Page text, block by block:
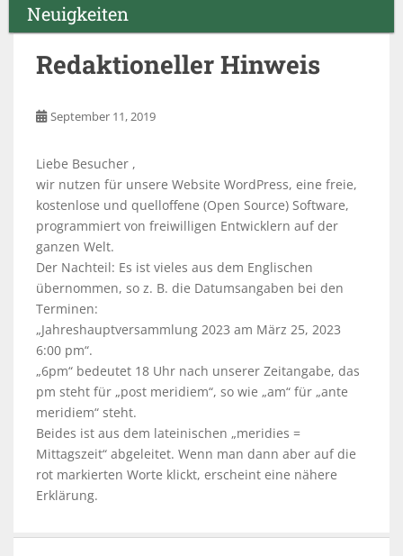
Neuigkeiten
Redaktioneller Hinweis
September 11, 2019
Liebe Besucher ,
wir nutzen für unsere Website WordPress, eine freie,
kostenlose und quelloffene (Open Source) Software,
programmiert von freiwilligen Entwicklern auf der
ganzen Welt.
Der Nachteil: Es ist vieles aus dem Englischen
übernommen, so z. B. die Datumsangaben bei den
Terminen:
„Jahreshauptversammlung 2023 am März 25, 2023
6:00 pm“.
„6pm“ bedeutet 18 Uhr nach unserer Zeitangabe, das
pm steht für „post meridiem“, so wie „am“ für „ante
meridiem“ steht.
Beides ist aus dem lateinischen „meridies =
Mittagszeit“ abgeleitet. Wenn man dann aber auf die
rot markierten Worte klickt, erscheint eine nähere
Erklärung.